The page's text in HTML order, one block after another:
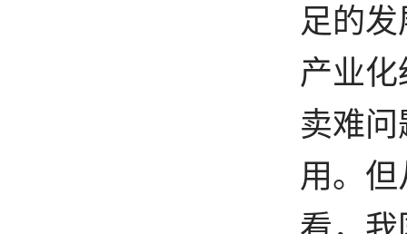
足的
产业
卖难
用。